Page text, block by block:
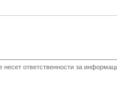
несет ответственности за